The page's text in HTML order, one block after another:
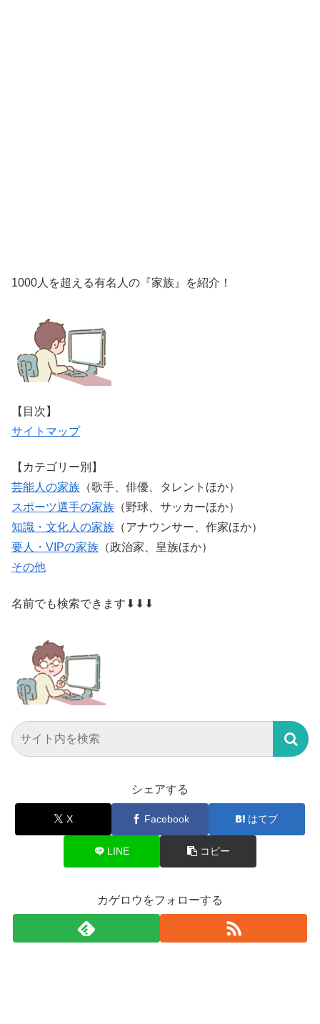
1000人を超える有名人の『家族』を紹介！
【目次】
サイトマップ
【カテゴリー別】
芸能人の家族 （歌手、俳優、タレントほか）
スポーツ選手の家族 （野球、サッカーほか）
知識・文化人の家族 （アナウンサー、作家ほか）
要人・VIPの家族 （政治家、皇族ほか）
その他
名前でも検索できます⬇⬇⬇
シェアする
X Facebook はてブ
LINE コピー
カゲロウをフォローする